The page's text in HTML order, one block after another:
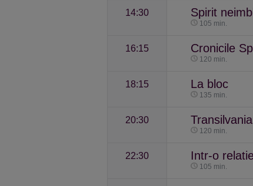
14:30 Spirit
105 min.
16:15 Cronicile
120 min.
18:15 La bloc
135 min.
20:30
120 min.
22:30 Intr-o
105 min.